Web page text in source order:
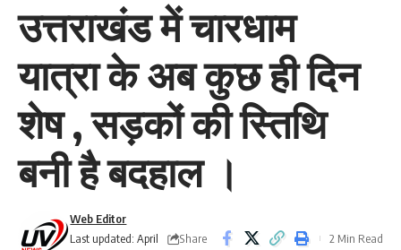
उत्तराखंड में चारधाम
यात्रा के अब कुछ ही दिन
शेष , सड़कों की स्तिथि
बनी है बदहाल ।
Last updated: April
Web Editor
Share
2 Min Read